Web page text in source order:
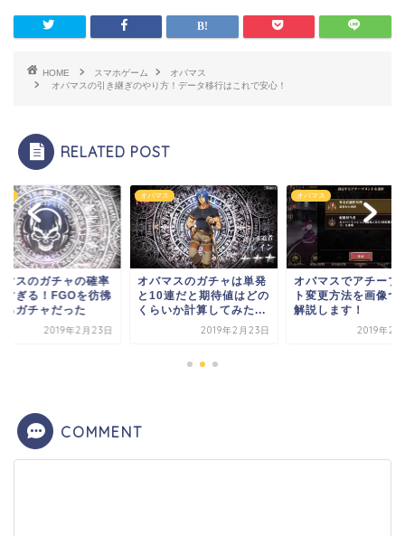
HOME スマホゲーム
オバマス
オバマスの引き継ぎのやり方！データ移行はこれで安心！
RELATED POST
マスのガチャの確率
すぎる！FGOを彷彿
るガチャだった
2019年2月23日
オバマス
オバマスのガチャは単発
と10連だと期待値はどの
くらいか計算してみた...
2019年2月23日
オバマス
オバマスでアチーブ
ト変更方法を画像つ
解説します！
2019年2
COMMENT